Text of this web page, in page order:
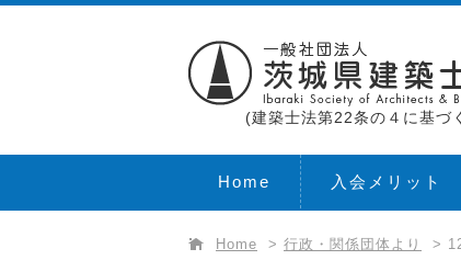
(建築士法第22条の４に基づ
Home 入会メリット
Home > 行政・関係団体より >